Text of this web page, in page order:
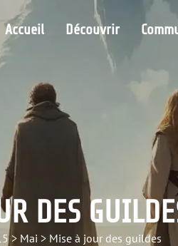
Accueil Découvrir
DES
> Mai > Mise à jour des guildes